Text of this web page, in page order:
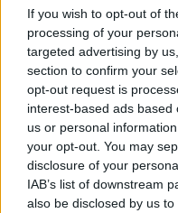
If you wish to opt-out of
processing of your
targeted advertising by
section to confirm your
opt-out request is
interest-based ads
us or personal
your opt-out. You may
disclosure of your
IAB’s list of downstream
also be disclosed by us